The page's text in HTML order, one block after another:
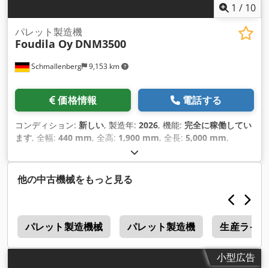
1 / 10
Schmallenberg 9,153 km
パレット製造機
Foudila Oy DNM3500
価格情報 電話する
コンディション: 新しい, 製造年: 2026, 機能: 完全に稼働してい
ます, 全幅: 440 mm, 全高: 1,900 mm, 全長: 5,000 mm,
他の中古機械をもっと見る
パレット製造機械 パレット製造機 生産ライン
小型広告